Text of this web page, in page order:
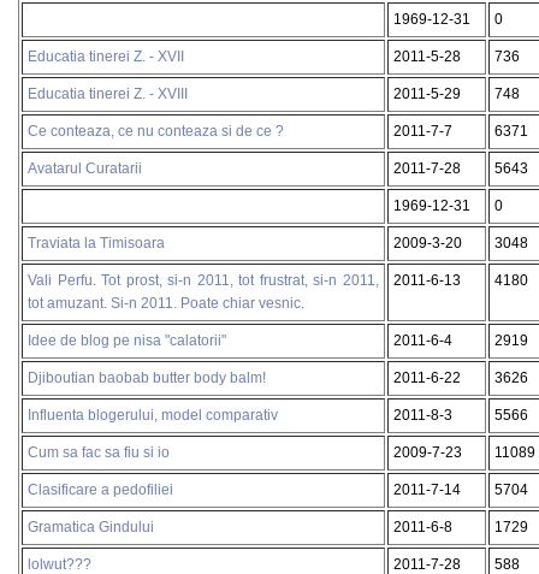
1969-12-31 0
Educatia tinerei Z. - XVII 2011-5-28 736
Educatia tinerei Z. - XVIII 2011-5-29 748
Ce conteaza, ce nu conteaza si de ce ? 2011-7-7 6371
Avatarul Curatarii 2011-7-28 5643
1969-12-31 0
Traviata la Timisoara 2009-3-20 3048
Vali Perfu. Tot prost, si-n 2011, tot frustrat, si-n 2011,
tot amuzant. Si-n 2011. Poate chiar vesnic.
2011-6-13 4180
Idee de blog pe nisa "calatorii" 2011-6-4 2919
Djiboutian baobab butter body balm! 2011-6-22 3626
Influenta blogerului, model comparativ 2011-8-3 5566
Cum sa fac sa fiu si io 2009-7-23 11089
Clasificare a pedofiliei 2011-7-14 5704
Gramatica Gindului 2011-6-8 1729
lolwut??? 2011-7-28 588